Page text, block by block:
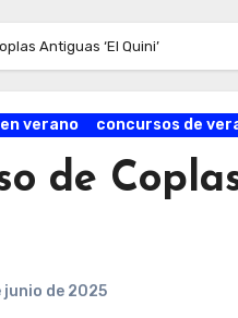
Antiguas ‘El Quini’
verano concursos de
de
junio de 2025